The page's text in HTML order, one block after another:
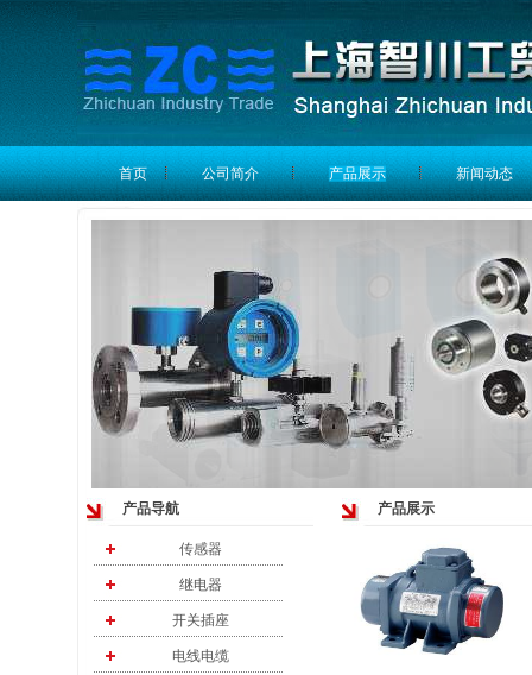
首页 公司简介 产品展示 新闻动态
产品导航
传感器
继电器
开关插座
电线电缆
产品展示